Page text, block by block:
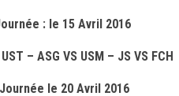
: le 15 Avril 2016
UST – ASG VS USM – JS VS FCH
le 20 Avril 2016